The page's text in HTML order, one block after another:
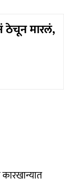
ठेचून मारलं,